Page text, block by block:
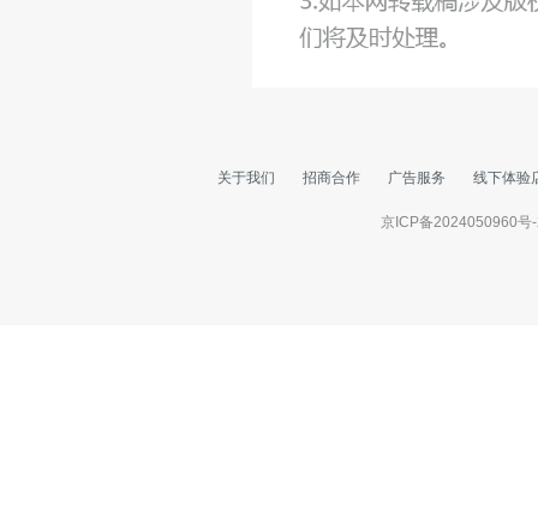
关于我们 招商合作 广告服务 线下体验
京ICP备2024050960号